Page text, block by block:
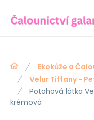
Ekokůže a
Velur Tiffany -
Potahová látka
krémová